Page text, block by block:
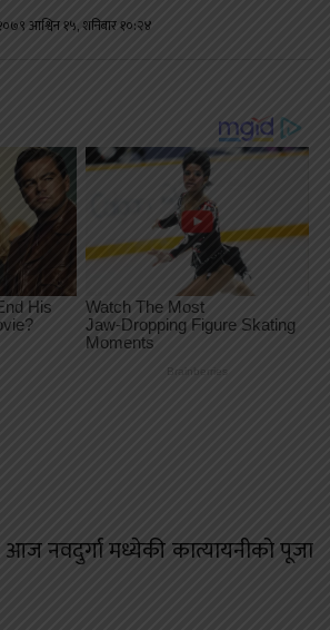
आश्विन १५, शनिबार १०:२४
आज नवदुर्गा मध्येकी कात्यायनीको पूजा